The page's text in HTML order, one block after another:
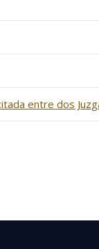
entre dos